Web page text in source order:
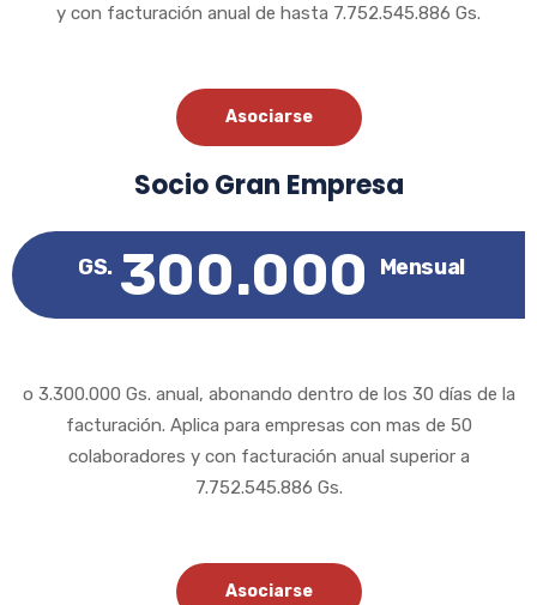
y con facturación anual de hasta 7.752.545.886 Gs.
Asociarse
Socio Gran Empresa
GS. 300.000 Mensual
o 3.300.000 Gs. anual, abonando dentro de los 30 días de la
facturación. Aplica para empresas con mas de 50
colaboradores y con facturación anual superior a
7.752.545.886 Gs.
Asociarse